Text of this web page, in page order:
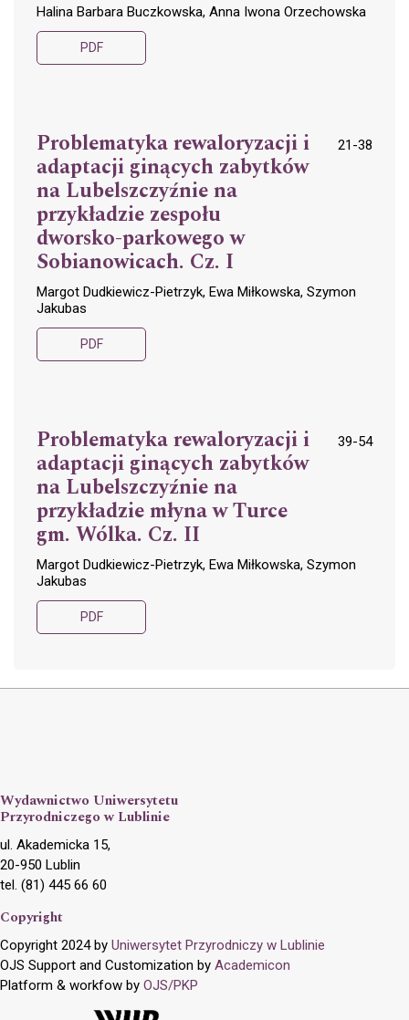
Halina Barbara Buczkowska, Anna Iwona Orzechowska
PDF
Problematyka rewaloryzacji i
adaptacji ginących zabytków
na Lubelszczyźnie na
przykładzie zespołu
dworsko-parkowego w
Sobianowicach. Cz. I
21-38
Margot Dudkiewicz-Pietrzyk, Ewa Miłkowska, Szymon
Jakubas
PDF
Problematyka rewaloryzacji i
adaptacji ginących zabytków
na Lubelszczyźnie na
przykładzie młyna w Turce
gm. Wólka. Cz. II
39-54
Margot Dudkiewicz-Pietrzyk, Ewa Miłkowska, Szymon
Jakubas
PDF
Wydawnictwo Uniwersytetu
Przyrodniczego w Lublinie
ul. Akademicka 15,
20-950 Lublin
tel. (81) 445 66 60
Copyright
Copyright 2024 by Uniwersytet Przyrodniczy w Lublinie
OJS Support and Customization by Academicon
Platform & workfow by OJS/PKP